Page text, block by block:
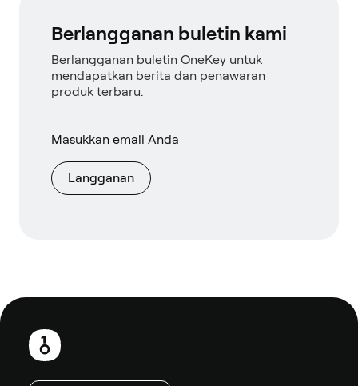
Berlangganan buletin kami
Berlangganan buletin OneKey untuk
mendapatkan berita dan penawaran
produk terbaru.
Langganan
Catatan
kaki